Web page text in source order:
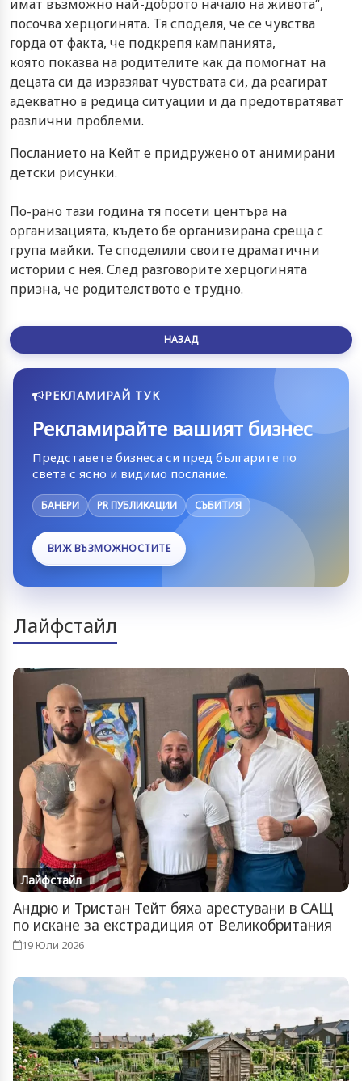
имат възможно най-доброто начало на живота“,
посочва херцогинята. Тя споделя, че се чувства
горда от факта, че подкрепя кампанията,
която показва на родителите как да помогнат на
децата си да изразяват чувствата си, да реагират
адекватно в редица ситуации и да предотвратяват
различни проблеми.
Посланието на Кейт е придружено от анимирани
детски рисунки.
По-рано тази година тя посети центъра на
организацията, където бе организирана среща с
група майки. Те споделили своите драматични
истории с нея. След разговорите херцогинята
призна, че родителството е трудно.
НАЗАД
РЕКЛАМИРАЙ ТУК
Рекламирайте вашият бизнес
Представете бизнеса си пред българите по
света с ясно и видимо послание.
БАНЕРИ PR ПУБЛИКАЦИИ СЪБИТИЯ
ВИЖ ВЪЗМОЖНОСТИТЕ
Лайфстайл
Лайфстайл
Андрю и Тристан Тейт бяха арестувани в САЩ
по искане за екстрадиция от Великобритания
19 Юли 2026